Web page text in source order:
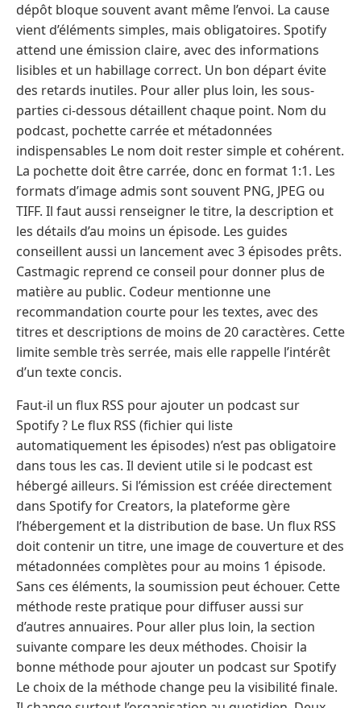
dépôt bloque souvent avant même l’envoi. La cause
vient d’éléments simples, mais obligatoires. Spotify
attend une émission claire, avec des informations
lisibles et un habillage correct. Un bon départ évite
des retards inutiles. Pour aller plus loin, les sous-
parties ci-dessous détaillent chaque point. Nom du
podcast, pochette carrée et métadonnées
indispensables Le nom doit rester simple et cohérent.
La pochette doit être carrée, donc en format 1:1. Les
formats d’image admis sont souvent PNG, JPEG ou
TIFF. Il faut aussi renseigner le titre, la description et
les détails d’au moins un épisode. Les guides
conseillent aussi un lancement avec 3 épisodes prêts.
Castmagic reprend ce conseil pour donner plus de
matière au public. Codeur mentionne une
recommandation courte pour les textes, avec des
titres et descriptions de moins de 20 caractères. Cette
limite semble très serrée, mais elle rappelle l’intérêt
d’un texte concis.
Faut-il un flux RSS pour ajouter un podcast sur
Spotify ? Le flux RSS (fichier qui liste
automatiquement les épisodes) n’est pas obligatoire
dans tous les cas. Il devient utile si le podcast est
hébergé ailleurs. Si l’émission est créée directement
dans Spotify for Creators, la plateforme gère
l’hébergement et la distribution de base. Un flux RSS
doit contenir un titre, une image de couverture et des
métadonnées complètes pour au moins 1 épisode.
Sans ces éléments, la soumission peut échouer. Cette
méthode reste pratique pour diffuser aussi sur
d’autres annuaires. Pour aller plus loin, la section
suivante compare les deux méthodes. Choisir la
bonne méthode pour ajouter un podcast sur Spotify
Le choix de la méthode change peu la visibilité finale.